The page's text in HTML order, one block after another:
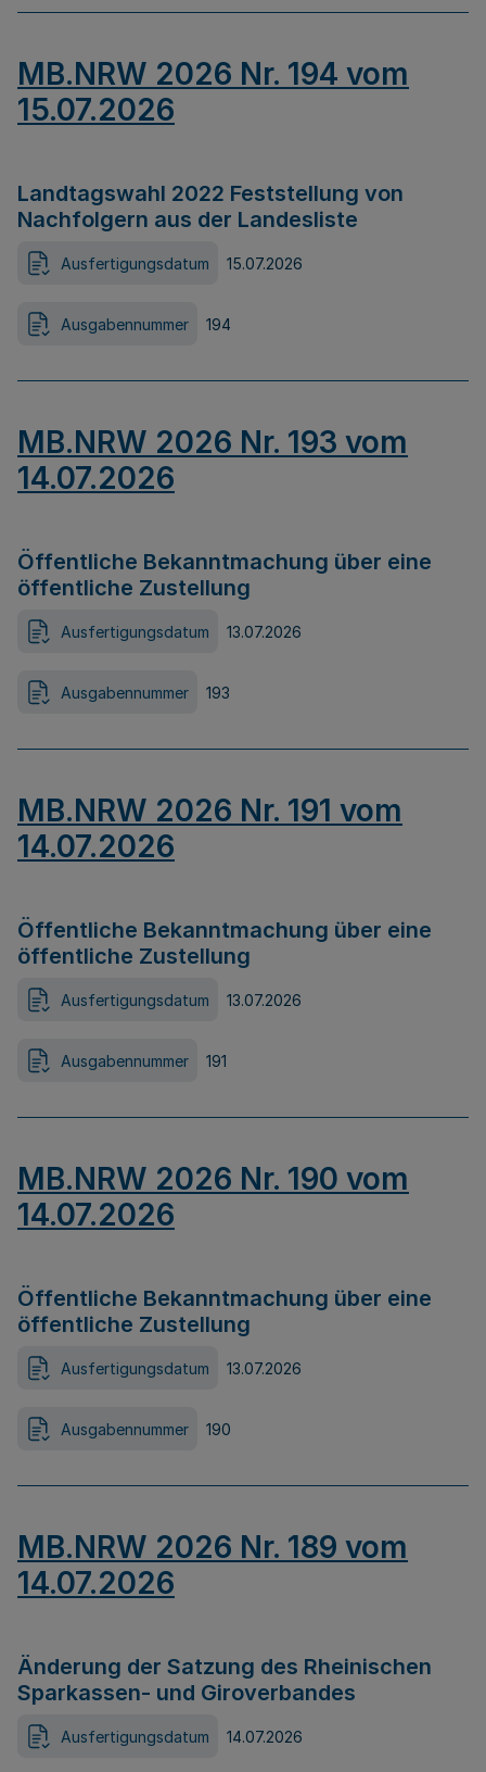
MB.NRW 2026 Nr. 194 vom
15.07.2026
Landtagswahl 2022 Feststellung von
Nachfolgern aus der Landesliste
Ausfertigungsdatum 15.07.2026
Ausgabennummer 194
MB.NRW 2026 Nr. 193 vom
14.07.2026
Öffentliche Bekanntmachung über eine
öffentliche Zustellung
Ausfertigungsdatum 13.07.2026
Ausgabennummer 193
MB.NRW 2026 Nr. 191 vom
14.07.2026
Öffentliche Bekanntmachung über eine
öffentliche Zustellung
Ausfertigungsdatum 13.07.2026
Ausgabennummer 191
MB.NRW 2026 Nr. 190 vom
14.07.2026
Öffentliche Bekanntmachung über eine
öffentliche Zustellung
Ausfertigungsdatum 13.07.2026
Ausgabennummer 190
MB.NRW 2026 Nr. 189 vom
14.07.2026
Änderung der Satzung des Rheinischen
Sparkassen- und Giroverbandes
Ausfertigungsdatum 14.07.2026